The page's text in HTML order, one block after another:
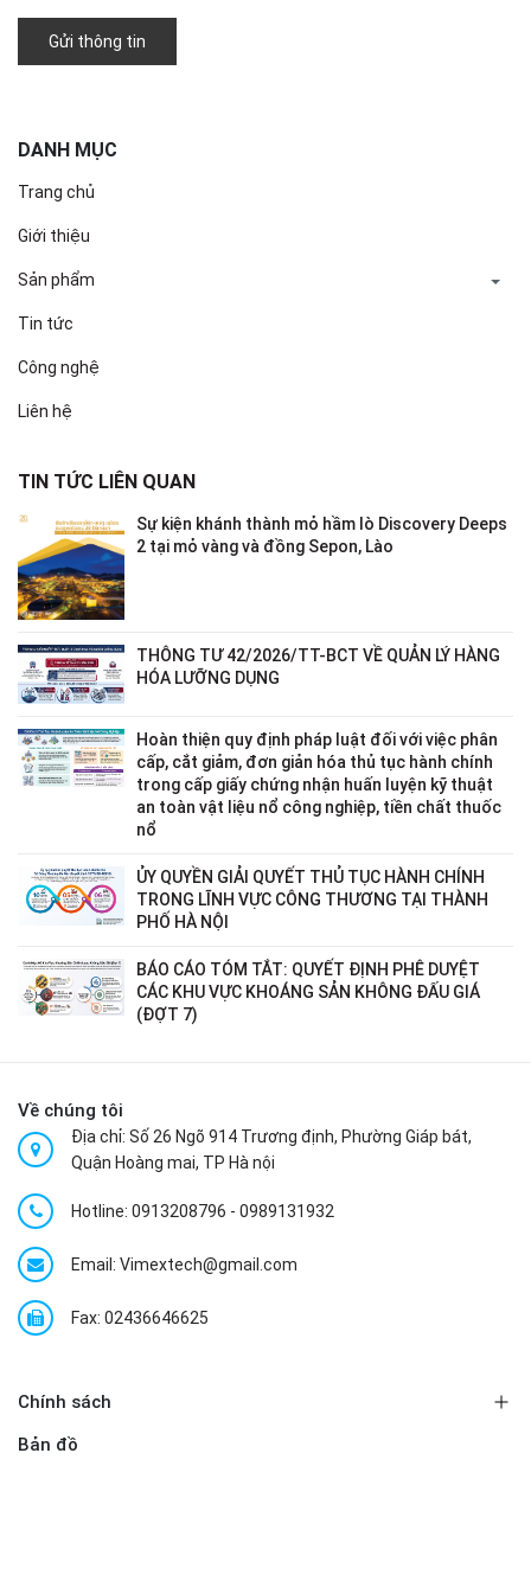
Gửi thông tin
DANH MỤC
Trang chủ
Giới thiệu
Sản phẩm
Tin tức
Công nghệ
Liên hệ
TIN TỨC LIÊN QUAN
Sự kiện khánh thành mỏ hầm lò Discovery Deeps
2 tại mỏ vàng và đồng Sepon, Lào
THÔNG TƯ 42/2026/TT-BCT VỀ QUẢN LÝ HÀNG
HÓA LƯỠNG DỤNG
Hoàn thiện quy định pháp luật đối với việc phân
cấp, cắt giảm, đơn giản hóa thủ tục hành chính
trong cấp giấy chứng nhận huấn luyện kỹ thuật
an toàn vật liệu nổ công nghiệp, tiền chất thuốc
nổ
ỦY QUYỀN GIẢI QUYẾT THỦ TỤC HÀNH CHÍNH
TRONG LĨNH VỰC CÔNG THƯƠNG TẠI THÀNH
PHỐ HÀ NỘI
BÁO CÁO TÓM TẮT: QUYẾT ĐỊNH PHÊ DUYỆT
CÁC KHU VỰC KHOÁNG SẢN KHÔNG ĐẤU GIÁ
(ĐỢT 7)
Về chúng tôi
Địa chỉ: Số 26 Ngõ 914 Trương định, Phường Giáp bát,
Quận Hoàng mai, TP Hà nội
Hotline: 0913208796 - 0989131932
Email: Vimextech@gmail.com
Fax: 02436646625
Chính sách
Bản đồ